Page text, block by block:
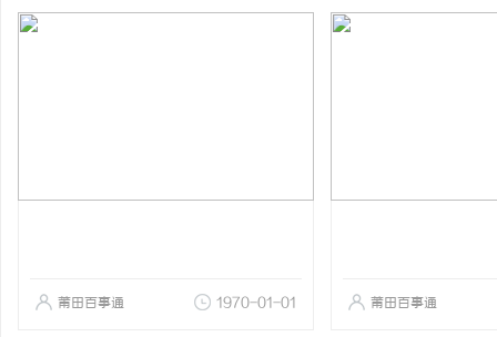
莆田百事通 1970-01-01 莆田百事通